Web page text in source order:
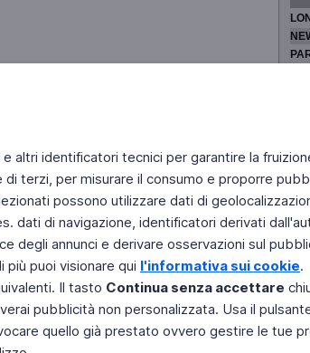
altri identificatori tecnici per garantire la
terzi, per misurare il consumo e proporre
possono utilizzare dati di
dati di navigazione, identificatori derivati
degli annunci e derivare osservazioni sul
più puoi visionare qui l'informativa sui cookie.
Il tasto Continua senza accettare
pubblicità non personalizzata. Usa il
quello già prestato ovvero gestire le tue
la tua Home Page Chi Siamo
Copyright © 2011 Rai - Tutti i diritti riservati
Engineered by RAI - Reti e Piattaforme